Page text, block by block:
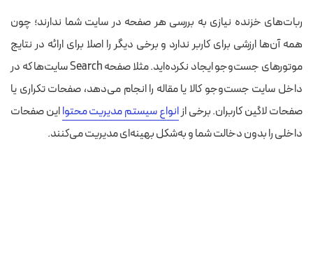
ربات‌های خزنده نیازی به بررسی هر صفحه در سایت شما ندارند؛ چون
همه آن‌ها ارزشی برای کاربر ندارد و برخی دیگر را اصلا برای ارائه در نتایج
موتورهای جست‌وجو ایجاد نکرده‌اید. مثلا صفحه Search سایت‌ها که در
داخل سایت جست‌وجو کالا یا مقاله را انجام می‌دهد، صفحات تکراری یا
صفحات لاگین کاربران. برخی ازانواع سیستم‌ مدیریت محتوااین صفحات
داخلی را بدون دخالت شما و به‌شکل بهینه‌ای مدیریت می‌کنند.